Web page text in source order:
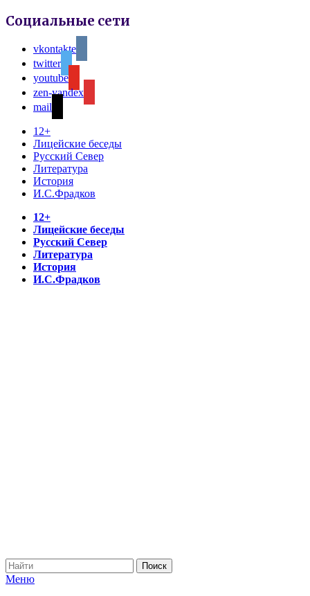
Социальные сети
vkontakte
twitter
youtube
zen-yandex
mail
12+
Лицейские беседы
Русский Север
Литература
История
И.С.Фрадков
12+
Лицейские беседы
Русский Север
Литература
История
И.С.Фрадков
Меню